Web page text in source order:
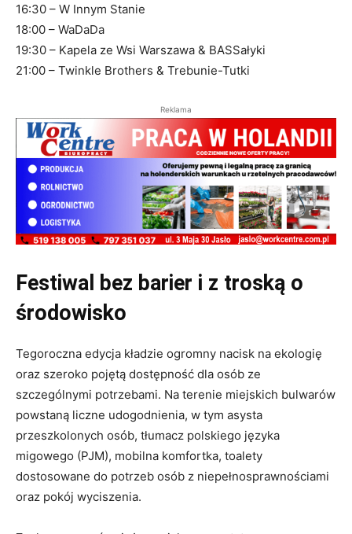
16:30 – W Innym Stanie
18:00 – WaDaDa
19:30 – Kapela ze Wsi Warszawa & BASSałyki
21:00 – Twinkle Brothers & Trebunie-Tutki
Reklama
Festiwal bez barier i z troską o
środowisko
Tegoroczna edycja kładzie ogromny nacisk na ekologię
oraz szeroko pojętą dostępność dla osób ze
szczególnymi potrzebami. Na terenie miejskich bulwarów
powstaną liczne udogodnienia, w tym asysta
przeszkolonych osób, tłumacz polskiego języka
migowego (PJM), mobilna komfortka, toalety
dostosowane do potrzeb osób z niepełnosprawnościami
oraz pokój wyciszenia.